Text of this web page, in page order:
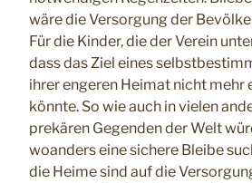
wäre die Versorgung der
Für die Kinder, die der Verein
dass das Ziel eines
ihrer engeren Heimat nicht mehr
könnte. So wie auch in vielen
prekären Gegenden der Welt
woanders eine sichere Bleibe
die Heime sind auf die